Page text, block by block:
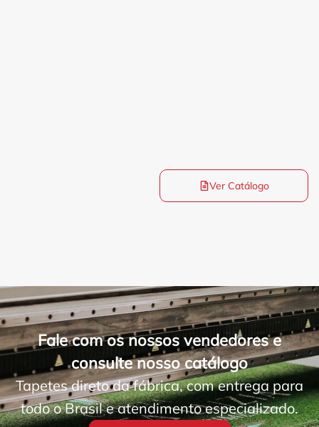
Ver Catálogo
Fale com os nossos vendedores e
consulte nosso catálogo
Tapetes direto da fábrica, com entrega para
todo o Brasil e atendimento especializado.